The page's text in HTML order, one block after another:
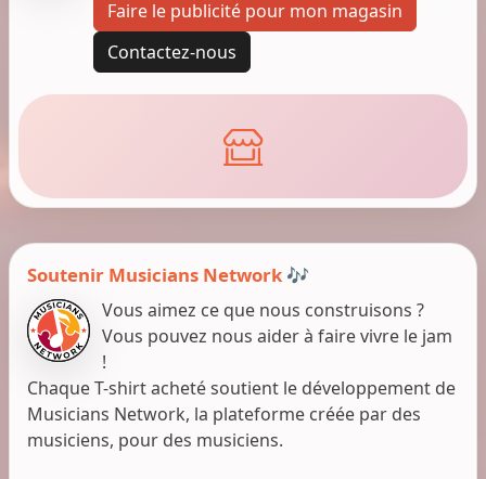
Faire le publicité pour mon magasin
Contactez-nous
Soutenir Musicians Network 🎶
Vous aimez ce que nous construisons ?
Vous pouvez nous aider à faire vivre le jam
!
Chaque T-shirt acheté soutient le développement de
Musicians Network, la plateforme créée par des
musiciens, pour des musiciens.